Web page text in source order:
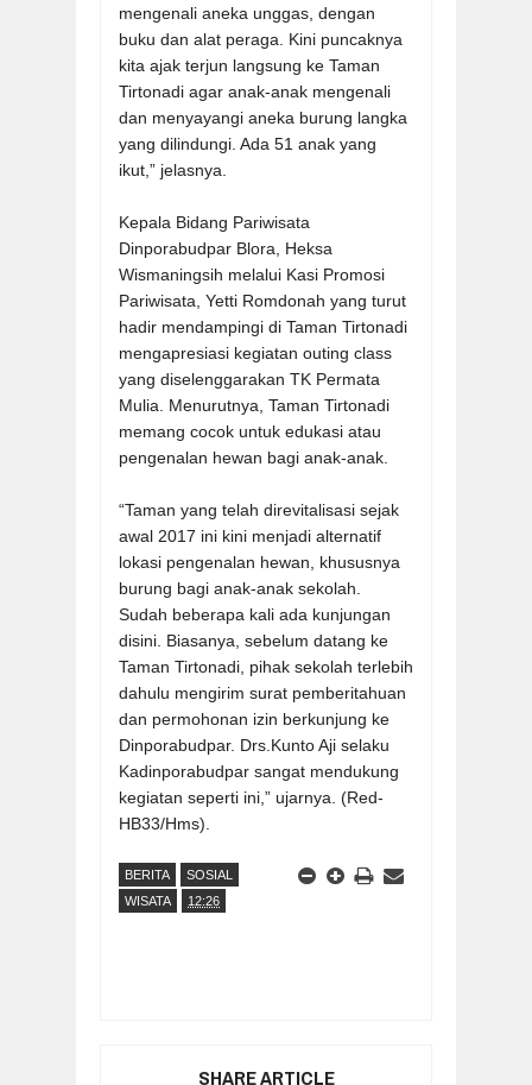
mengenali aneka unggas, dengan
buku dan alat peraga. Kini puncaknya
kita ajak terjun langsung ke Taman
Tirtonadi agar anak-anak mengenali
dan menyayangi aneka burung langka
yang dilindungi. Ada 51 anak yang
ikut,” jelasnya.
Kepala Bidang Pariwisata
Dinporabudpar Blora, Heksa
Wismaningsih melalui Kasi Promosi
Pariwisata, Yetti Romdonah yang turut
hadir mendampingi di Taman Tirtonadi
mengapresiasi kegiatan outing class
yang diselenggarakan TK Permata
Mulia. Menurutnya, Taman Tirtonadi
memang cocok untuk edukasi atau
pengenalan hewan bagi anak-anak.
“Taman yang telah direvitalisasi sejak
awal 2017 ini kini menjadi alternatif
lokasi pengenalan hewan, khususnya
burung bagi anak-anak sekolah.
Sudah beberapa kali ada kunjungan
disini. Biasanya, sebelum datang ke
Taman Tirtonadi, pihak sekolah terlebih
dahulu mengirim surat pemberitahuan
dan permohonan izin berkunjung ke
Dinporabudpar. Drs.Kunto Aji selaku
Kadinporabudpar sangat mendukung
kegiatan seperti ini,” ujarnya. (Red-
HB33/Hms).
BERITA
SOSIAL
WISATA
12:26
SHARE ARTICLE